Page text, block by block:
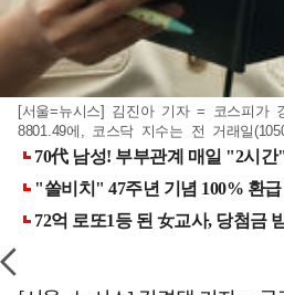
[서울=뉴시스] 김진아 기자 = 코스피가
8801.49에, 코스닥 지수는 전 거래일